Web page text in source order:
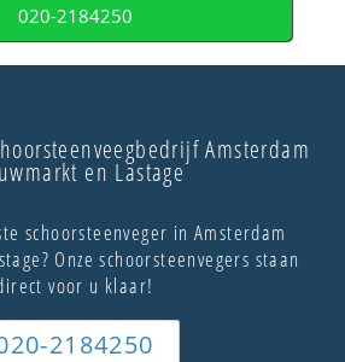
020-2184250
Amsterdam
en Lastage
schoorsteenveger in Amsterdam
Onze schoorsteenvegers staan
voor u klaar!
2184250